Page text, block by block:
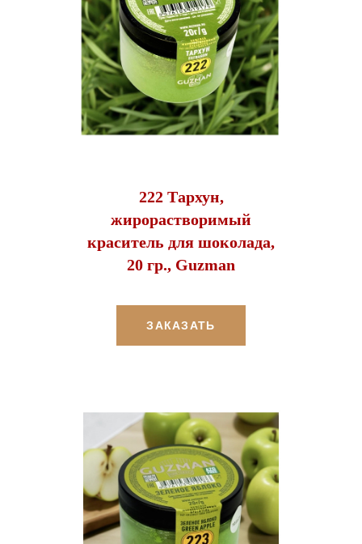
222 Тархун,
жирорастворимый
краситель для шоколада,
20 гр., Guzman
ЗАКАЗАТЬ